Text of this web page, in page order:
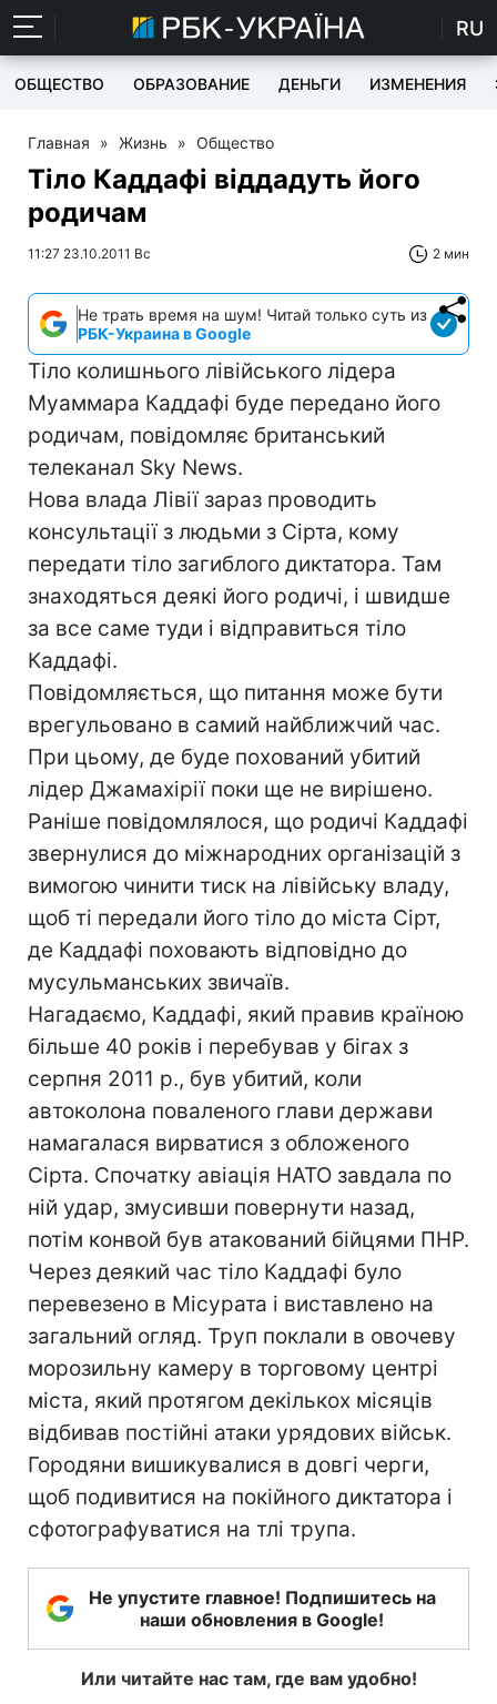
RU
ОБЩЕСТВО ОБРАЗОВАНИЕ ДЕНЬГИ ИЗМЕНЕНИЯ
Главная » Жизнь » Общество
Тіло Каддафі віддадуть його
родичам
11:27 23.10.2011 Вс 2 мин
Не трать время на шум! Читай только суть из
РБК-Украина в Google
Тіло колишнього лівійського лідера
Муаммара Каддафі буде передано його
родичам, повідомляє британський
телеканал Sky News.
Нова влада Лівії зараз проводить
консультації з людьми з Сірта, кому
передати тіло загиблого диктатора. Там
знаходяться деякі його родичі, і швидше
за все саме туди і відправиться тіло
Каддафі.
Повідомляється, що питання може бути
врегульовано в самий найближчий час.
При цьому, де буде похований убитий
лідер Джамахірії поки ще не вирішено.
Раніше повідомлялося, що родичі Каддафі
звернулися до міжнародних організацій з
вимогою чинити тиск на лівійську владу,
щоб ті передали його тіло до міста Сірт,
де Каддафі поховають відповідно до
мусульманських звичаїв.
Нагадаємо, Каддафі, який правив країною
більше 40 років і перебував у бігах з
серпня 2011 р., був убитий, коли
автоколона поваленого глави держави
намагалася вирватися з обложеного
Сірта. Спочатку авіація НАТО завдала по
ній удар, змусивши повернути назад,
потім конвой був атакований бійцями ПНР.
Через деякий час тіло Каддафі було
перевезено в Місурата і виставлено на
загальний огляд. Труп поклали в овочеву
морозильну камеру в торговому центрі
міста, який протягом декількох місяців
відбивав постійні атаки урядових військ.
Городяни вишикувалися в довгі черги,
щоб подивитися на покійного диктатора і
сфотографуватися на тлі трупа.
Не упустите главное! Подпишитесь на
наши обновления в Google!
Или читайте нас там, где вам удобно!